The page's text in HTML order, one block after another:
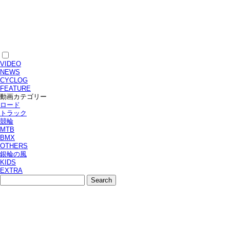
VIDEO
NEWS
CYCLOG
FEATURE
動画カテゴリー
ロード
トラック
競輪
MTB
BMX
OTHERS
銀輪の風
KIDS
EXTRA